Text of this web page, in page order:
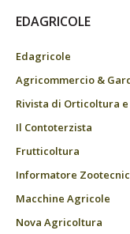
EDAGRICOLE
Edagricole
Agricommercio &
Rivista di Orticoltura
Il Contoterzista
Frutticoltura
Informatore
Macchine Agricole
Nova Agricoltura